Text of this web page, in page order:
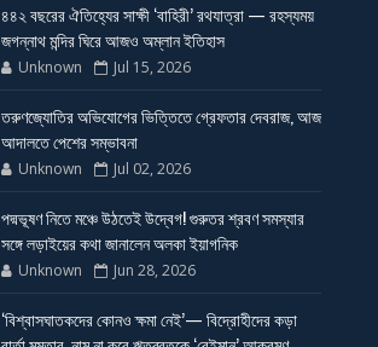
৪৪২ বছরের ঐতিহ্যের সাক্ষী ‘বাহিরী’ রথযাত্রা — রহস্যময়
জগন্নাথ মন্দির ঘিরে আজও অম্লান ইতিহাস
Unknown Jul 15, 2026
তরুণজ্যোতির অভিযোগের ভিত্তিতে গ্রেফতার দেবরাজ, আজ
আদালতে পেশের সম্ভাবনা
Unknown Jul 02, 2026
পদ্মভূষণ নিতে মঞ্চে উঠতেই উদ্বেগ! গুরুতর শ্রবণ সমস্যার
সঙ্গে লড়াইয়ের কথা জানালেন অলকা ইয়াগনিক
Unknown Jun 28, 2026
‘বিশ্বাসঘাতকদের কোনও ক্ষমা নেই’— বিদ্রোহীদের কড়া